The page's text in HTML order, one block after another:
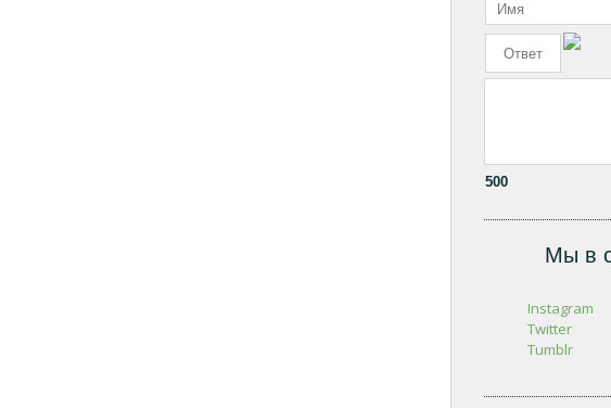
500
Мы в
Instagram
Twitter
Tumblr